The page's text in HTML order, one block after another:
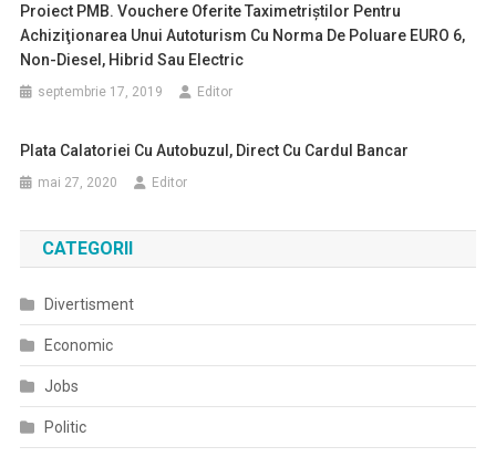
Proiect PMB. Vouchere Oferite Taximetriştilor Pentru
Achiziţionarea Unui Autoturism Cu Norma De Poluare EURO 6,
Non-Diesel, Hibrid Sau Electric
septembrie 17, 2019 Editor
Plata Calatoriei Cu Autobuzul, Direct Cu Cardul Bancar
mai 27, 2020 Editor
CATEGORII
Divertisment
Economic
Jobs
Politic